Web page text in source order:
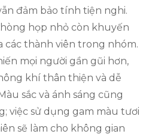
đảm bảo tính tiện nghi.
họp nhỏ còn khuyến
các thành viên trong nhóm.
mọi người gần gũi hơn,
khí thân thiện và dễ
sắc và ánh sáng cũng
việc sử dụng gam màu tươi
sẽ làm cho không gian